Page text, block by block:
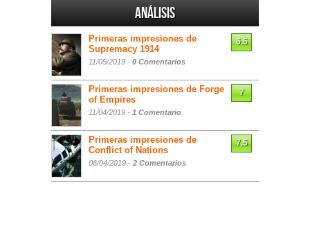
Análisis
Primeras impresiones de
Supremacy 1914
11/05/2019 - 0 Comentarios
6.5
Primeras impresiones de Forge
of Empires
11/04/2019 - 1 Comentario
7
Primeras impresiones de
Conflict of Nations
06/04/2019 - 2 Comentarios
7.5